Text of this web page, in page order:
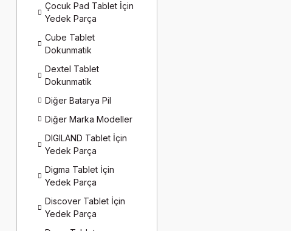
Çocuk Pad Tablet İçin
Yedek Parça
Cube Tablet
Dokunmatik
Dextel Tablet
Dokunmatik
Diğer Batarya Pil
Diğer Marka Modeller
DIGILAND Tablet İçin
Yedek Parça
Digma Tablet İçin
Yedek Parça
Discover Tablet İçin
Yedek Parça